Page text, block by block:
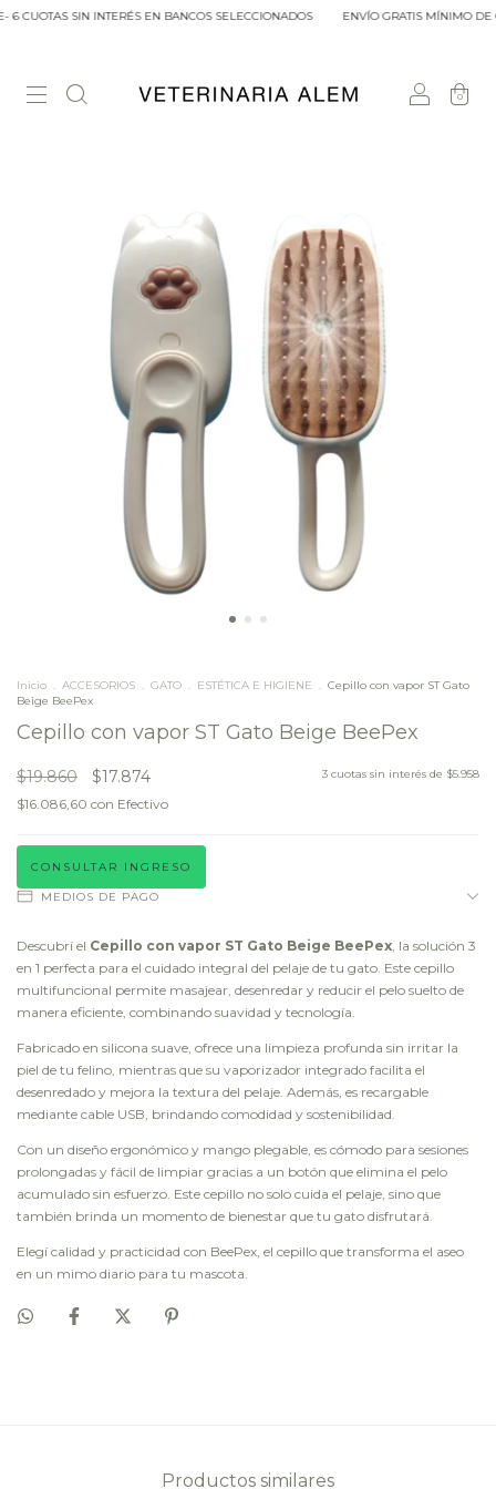
SIN INTERÉS EN BANCOS SELECCIONADOS ENVÍO GRATIS MÍNIMO DE
0
Inicio . ACCESORIOS . GATO . ESTÉTICA E HIGIENE . Cepillo con vapor ST Gato
Beige BeePex
Cepillo con vapor ST Gato Beige BeePex
$19.860 $17.874
$16.086,60 con Efectivo
3 cuotas sin interés de $5.958
CONSULTAR INGRESO
MEDIOS DE PAGO
Descubrí el Cepillo con vapor ST Gato Beige BeePex, la solución 3
en 1 perfecta para el cuidado integral del pelaje de tu gato. Este cepillo
multifuncional permite masajear, desenredar y reducir el pelo suelto de
manera eficiente, combinando suavidad y tecnología.
Fabricado en silicona suave, ofrece una limpieza profunda sin irritar la
piel de tu felino, mientras que su vaporizador integrado facilita el
desenredado y mejora la textura del pelaje. Además, es recargable
mediante cable USB, brindando comodidad y sostenibilidad.
Con un diseño ergonómico y mango plegable, es cómodo para sesiones
prolongadas y fácil de limpiar gracias a un botón que elimina el pelo
acumulado sin esfuerzo. Este cepillo no solo cuida el pelaje, sino que
también brinda un momento de bienestar que tu gato disfrutará.
Elegí calidad y practicidad con BeePex, el cepillo que transforma el aseo
en un mimo diario para tu mascota.
Productos similares